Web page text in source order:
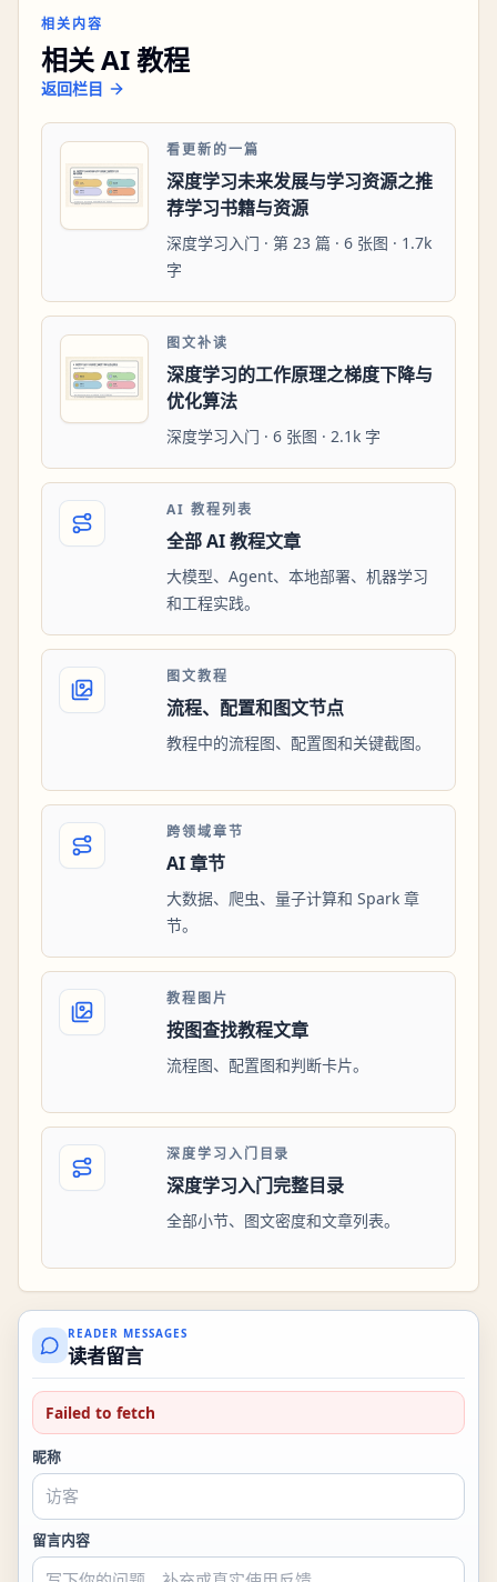
相关内容
相关 AI 教程
返回栏目
看更新的一篇
深度学习未来发展与学习资源之推
荐学习书籍与资源
深度学习入门 · 第 23 篇 · 6 张图 · 1.7k
字
图文补读
深度学习的工作原理之梯度下降与
优化算法
深度学习入门 · 6 张图 · 2.1k 字
AI 教程列表
全部 AI 教程文章
大模型、Agent、本地部署、机器学习
和工程实践。
图文教程
流程、配置和图文节点
教程中的流程图、配置图和关键截图。
跨领域章节
AI 章节
大数据、爬虫、量子计算和 Spark 章
节。
教程图片
按图查找教程文章
流程图、配置图和判断卡片。
深度学习入门目录
深度学习入门完整目录
全部小节、图文密度和文章列表。
READER MESSAGES
读者留言
Failed to fetch
昵称
留言内容